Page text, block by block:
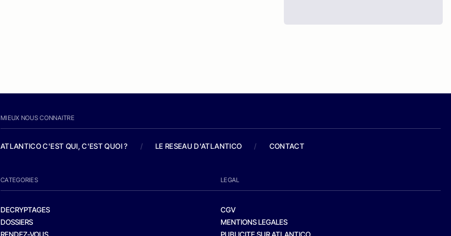
MIEUX NOUS CONNAITRE
ATLANTICO C'EST QUI, C'EST QUOI ? / LE RESEAU D'ATLANTICO / CONTACT
CATEGORIES
DECRYPTAGES
DOSSIERS
RENDEZ-VOUS
LEGAL
CGV
MENTIONS LEGALES
PUBLICITE SUR ATLANTICO